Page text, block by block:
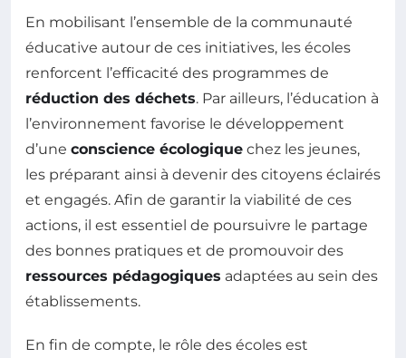
En mobilisant l’ensemble de la communauté
éducative autour de ces initiatives, les écoles
renforcent l’efficacité des programmes de
réduction des déchets. Par ailleurs, l’éducation à
l’environnement favorise le développement
d’une conscience écologique chez les jeunes,
les préparant ainsi à devenir des citoyens éclairés
et engagés. Afin de garantir la viabilité de ces
actions, il est essentiel de poursuivre le partage
des bonnes pratiques et de promouvoir des
ressources pédagogiques adaptées au sein des
établissements.
En fin de compte, le rôle des écoles est